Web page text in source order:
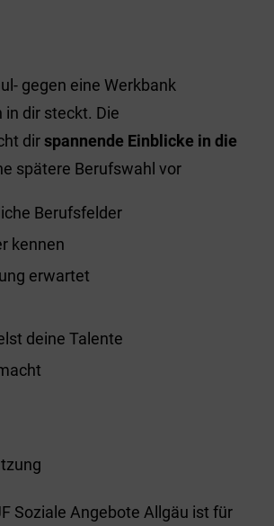
gegen eine Werkbank
dir steckt. Die
dirspannende Einblicke in die
spätere Berufswahl vor
Berufsfelder
kennen
erwartet
deine Talente
Soziale Angebote Allgäu ist für